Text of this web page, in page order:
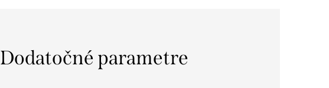
Dodatočné parametre